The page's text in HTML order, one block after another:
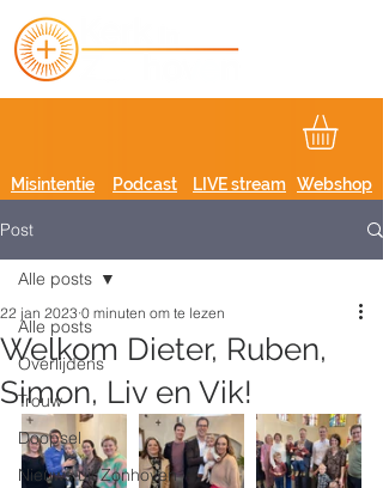
Podcast
Misintentie LIVE stream Webshop
Post
Alle posts
Overlijdens
Trouw
Doopsel
Nieuws uit Zonhoven
Alle posts
Welkom Dieter, Ruben,
Simon, Liv en Vik!
22 jan 2023 0 minuten om te lezen